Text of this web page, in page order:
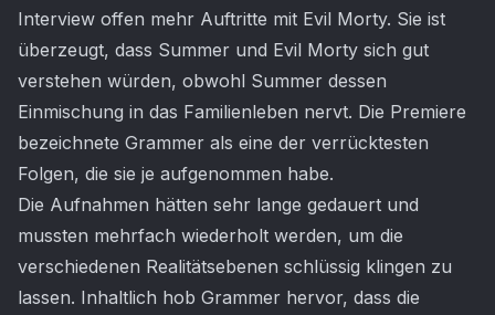
Interview offen mehr Auftritte mit Evil Morty. Sie ist
überzeugt, dass Summer und Evil Morty sich gut
verstehen würden, obwohl Summer dessen
Einmischung in das Familienleben nervt. Die Premiere
bezeichnete Grammer als eine der verrücktesten
Folgen, die sie je aufgenommen habe.
Die Aufnahmen hätten sehr lange gedauert und
mussten mehrfach wiederholt werden, um die
verschiedenen Realitätsebenen schlüssig klingen zu
lassen. Inhaltlich hob Grammer hervor, dass die